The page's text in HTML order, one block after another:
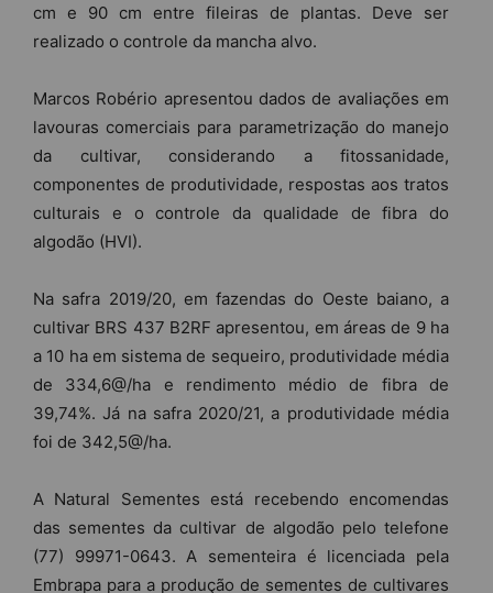
cm e 90 cm entre fileiras de plantas. Deve ser
realizado o controle da mancha alvo.
Marcos Robério apresentou dados de avaliações em
lavouras comerciais para parametrização do manejo
da cultivar, considerando a fitossanidade,
componentes de produtividade, respostas aos tratos
culturais e o controle da qualidade de fibra do
algodão (HVI).
Na safra 2019/20, em fazendas do Oeste baiano, a
cultivar BRS 437 B2RF apresentou, em áreas de 9 ha
a 10 ha em sistema de sequeiro, produtividade média
de 334,6@/ha e rendimento médio de fibra de
39,74%. Já na safra 2020/21, a produtividade média
foi de 342,5@/ha.
A Natural Sementes está recebendo encomendas
das sementes da cultivar de algodão pelo telefone
(77) 99971-0643. A sementeira é licenciada pela
Embrapa para a produção de sementes de cultivares